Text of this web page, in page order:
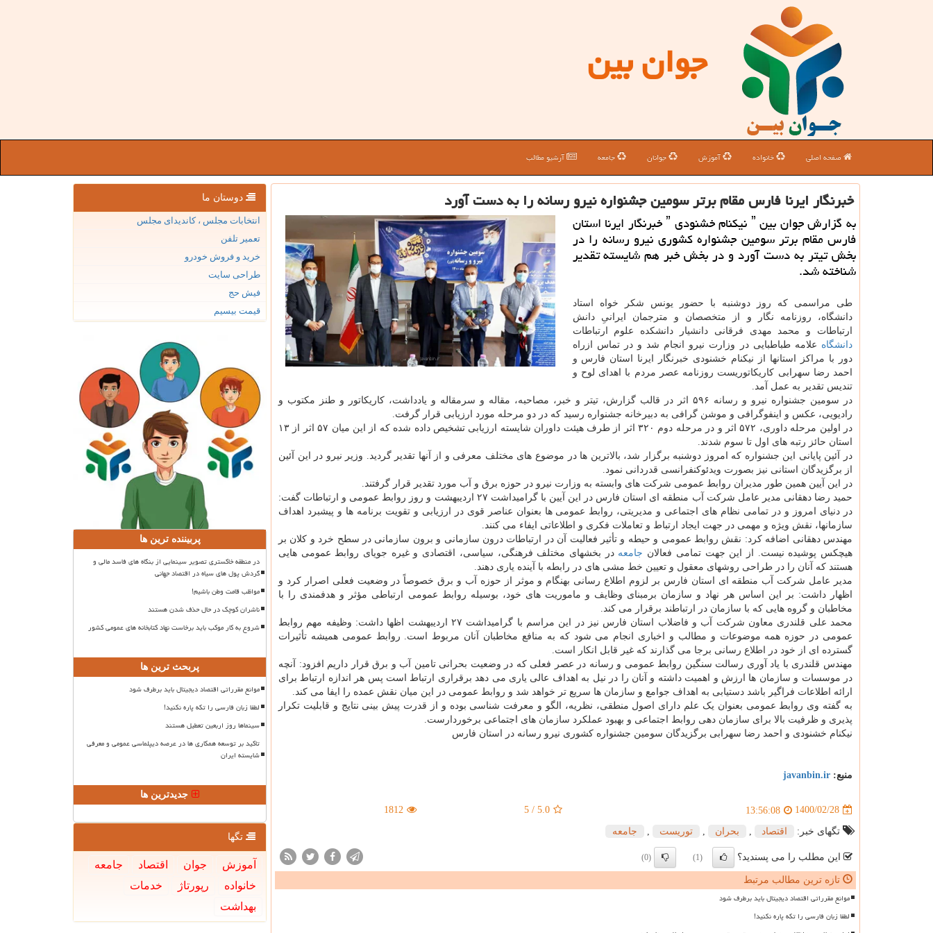
جوان بین
صفحه اصلی خانواده آموزش جوانان جامعه آرشیو مطالب
خبرنگار ایرنا فارس مقام برتر سومین جشنواره نیرو رسانه را به دست آورد
به گزارش جوان بین ˮ نیکنام خشنودی ˮ خبرنگار ایرنا استان
فارس مقام برتر سومین جشنواره کشوری نیرو رسانه را در
بخش تیتر به دست آورد و در بخش خبر هم شایسته تقدیر
شناخته شد.
طی مراسمی که روز دوشنبه با حضور یونس شکر خواه استاد
دانشگاه، روزنامه نگار و از متخصصان و مترجمان ایرانیِ دانش
ارتباطات و محمد مهدی فرقانی دانشیار دانشکده علوم ارتباطات
دانشگاه علامه طباطبایی در وزارت نیرو انجام شد و در تماس ازراه
دور با مراکز استانها از نیکنام خشنودی خبرنگار ایرنا استان فارس و
احمد رضا سهرابی کاریکاتوریست روزنامه عصر مردم با اهدای لوح و
تندیس تقدیر به عمل آمد.
در سومین جشنواره نیرو و رسانه ۵۹۶ اثر در قالب گزارش، تیتر و خبر، مصاحبه، مقاله و سرمقاله و یادداشت، کاریکاتور و طنز مکتوب و
رادیویی، عکس و اینفوگرافی و موشن گرافی به دبیرخانه جشنواره رسید که در دو مرحله مورد ارزیابی قرار گرفت.
در اولین مرحله داوری، ۵۷۲ اثر و در مرحله دوم ۳۲۰ اثر از طرف هیئت داوران شایسته ارزیابی تشخیص داده شده که از این میان ۵۷ اثر از ۱۳
استان حائز رتبه های اول تا سوم شدند.
در آئین پایانی این جشنواره که امروز دوشنبه برگزار شد، بالاترین ها در موضوع های مختلف معرفی و از آنها تقدیر گردید. وزیر نیرو در این آئین
از برگزیدگان استانی نیز بصورت ویدئوکنفرانسی قدردانی نمود.
در این آیین همین طور مدیران روابط عمومی شرکت های وابسته به وزارت نیرو در حوزه برق و آب مورد تقدیر قرار گرفتند.
حمید رضا دهقانی مدیر عامل شرکت آب منطقه ای استان فارس در این آیین با گرامیداشت ۲۷ اردیبهشت و روز روابط عمومی و ارتباطات گفت:
در دنیای امروز و در تمامی نظام های اجتماعی و مدیریتی، روابط عمومی ها بعنوان عناصر قوی در ارزیابی و تقویت برنامه ها و پیشبرد اهداف
سازمانها، نقش ویژه و مهمی در جهت ایجاد ارتباط و تعاملات فکری و اطلاعاتی ایفاء می کنند.
مهندس دهقانی اضافه کرد: نقش روابط عمومی و حیطه و تأثیر فعالیت آن در ارتباطات درون سازمانی و برون سازمانی در سطح خرد و کلان بر
هیچکس پوشیده نیست. از این جهت تمامی فعالان جامعه در بخشهای مختلف فرهنگی، سیاسی، اقتصادی و غیره جویای روابط عمومی هایی
هستند که آنان را در طراحی روشهای معقول و تعیین خط مشی های در رابطه با آینده یاری دهند.
مدیر عامل شرکت آب منطقه ای استان فارس بر لزوم اطلاع رسانی بهنگام و موثر از حوزه آب و برق خصوصاً در وضعیت فعلی اصرار کرد و
اظهار داشت: بر این اساس هر نهاد و سازمان برمبنای وظایف و ماموریت های خود، بوسیله روابط عمومی ارتباطی مؤثر و هدفمندی را با
مخاطبان و گروه هایی که با سازمان در ارتباطند برقرار می کند.
محمد علی قلندری معاون شرکت آب و فاضلاب استان فارس نیز در این مراسم با گرامیداشت ۲۷ اردیبهشت اظها داشت: وظیفه مهم روابط
عمومی در حوزه همه موضوعات و مطالب و اخباری انجام می شود که به منافع مخاطبان آنان مربوط است. روابط عمومی همیشه تأثیرات
گسترده ای از خود در اطلاع رسانی برجا می گذارند که غیر قابل انکار است.
مهندس قلندری با یاد آوری رسالت سنگین روابط عمومی و رسانه در عصر فعلی که در وضعیت بحرانی تامین آب و برق قرار داریم افزود: آنچه
در موسسات و سازمان ها ارزش و اهمیت داشته و آنان را در نیل به اهداف عالی یاری می دهد برقراری ارتباط است پس هر اندازه ارتباط برای
ارائه اطلاعات فراگیر باشد دستیابی به اهداف جوامع و سازمان ها سریع تر خواهد شد و روابط عمومی در این میان نقش عمده را ایفا می کند.
به گفته وی روابط عمومی بعنوان یک علم دارای اصول منطقی، نظریه، الگو و معرفت شناسی بوده و از قدرت پیش بینی نتایج و قابلیت تکرار
پذیری و ظرفیت بالا برای سازمان دهی روابط اجتماعی و بهبود عملکرد سازمان های اجتماعی برخوردارست.
نیکنام خشنودی و احمد رضا سهرابی برگزیدگان سومین جشنواره کشوری نیرو رسانه در استان فارس
منبع: javanbin.ir
1400/02/28
13:56:08
5.0
/
5
1812
تگهای خبر: اقتصاد بحران توریست جامعه
این مطلب را می پسندید؟ (1)
(0)
تازه ترین مطالب مرتبط
موانع مقرراتی اقتصاد دیجیتال باید برطرف شود
لطفا زبان فارسی را تکه پاره نکنید!
دوستان ما
انتخابات مجلس ، کاندیدای مجلس
تعمیر تلفن
خرید و فروش خودرو
طراحی سایت
فیش حج
قیمت بیسیم
پربیننده ترین ها
در منطقه خاکستری تصویر سینمایی از بنگاه های فاسد مالی و
گردش پول های سیاه در اقتصاد جهانی
مواظب قامت وطن باشیم!
ناشران کوچک در حال حذف شدن هستند
شروع به کار موکب باید برخاست نهاد کتابخانه های عمومی کشور
پربحث ترین ها
موانع مقرراتی اقتصاد دیجیتال باید برطرف شود
لطفا زبان فارسی را تکه پاره نکنید!
سینماها روز اربعین تعطیل هستند
تاکید بر توسعه همکاری ها در عرصه دیپلماسی عمومی و معرفی
شایسته ایران
جدیدترین ها
تگها
آموزش جوان اقتصاد
جامعه
خانواده
رپورتاژ
خدمات
بهداشت